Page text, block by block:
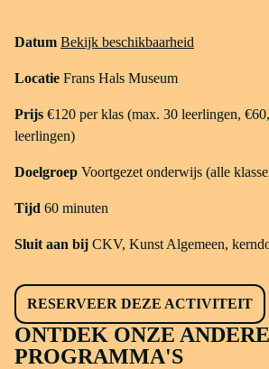
Datum Bekijk beschikbaarheid
Locatie Frans Hals Museum
Prijs €120 per klas (max. 30 leerlingen,
leerlingen)
Doelgroep Voortgezet onderwijs (alle
Tijd 60 minuten
Sluit aan bij CKV, Kunst Algemeen,
RESERVEER DEZE ACTIVITEIT
ONTDEK ONZE ANDERE
PROGRAMMA'S